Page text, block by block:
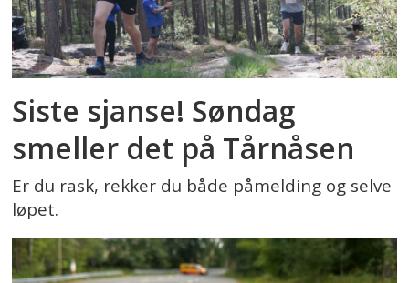
Siste sjanse! Søndag
smeller det på Tårnåsen
Er du rask, rekker du både påmelding og selve
løpet.